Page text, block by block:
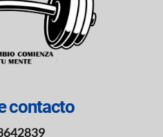
contacto